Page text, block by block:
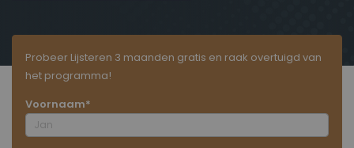
Probeer Lijsteren 3 maanden gratis en raak overtuigd van
het programma!
Voornaam